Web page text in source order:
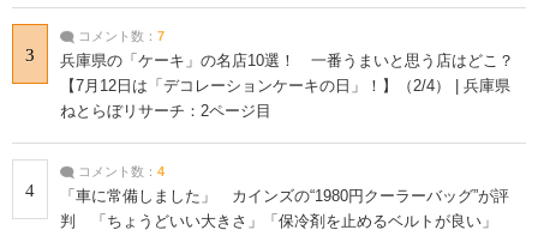
3
コメント数： 7
兵庫県の「ケーキ」の名店10選！ 一番うまいと思う店はどこ？
【7月12日は「デコレーションケーキの日」！】（2/4） | 兵庫県
ねとらぼリサーチ：2ページ目
4
コメント数： 4
「車に常備しました」 カインズの“1980円クーラーバッグ”が評
判 「ちょうどいい大きさ」「保冷剤を止めるベルトが良い」